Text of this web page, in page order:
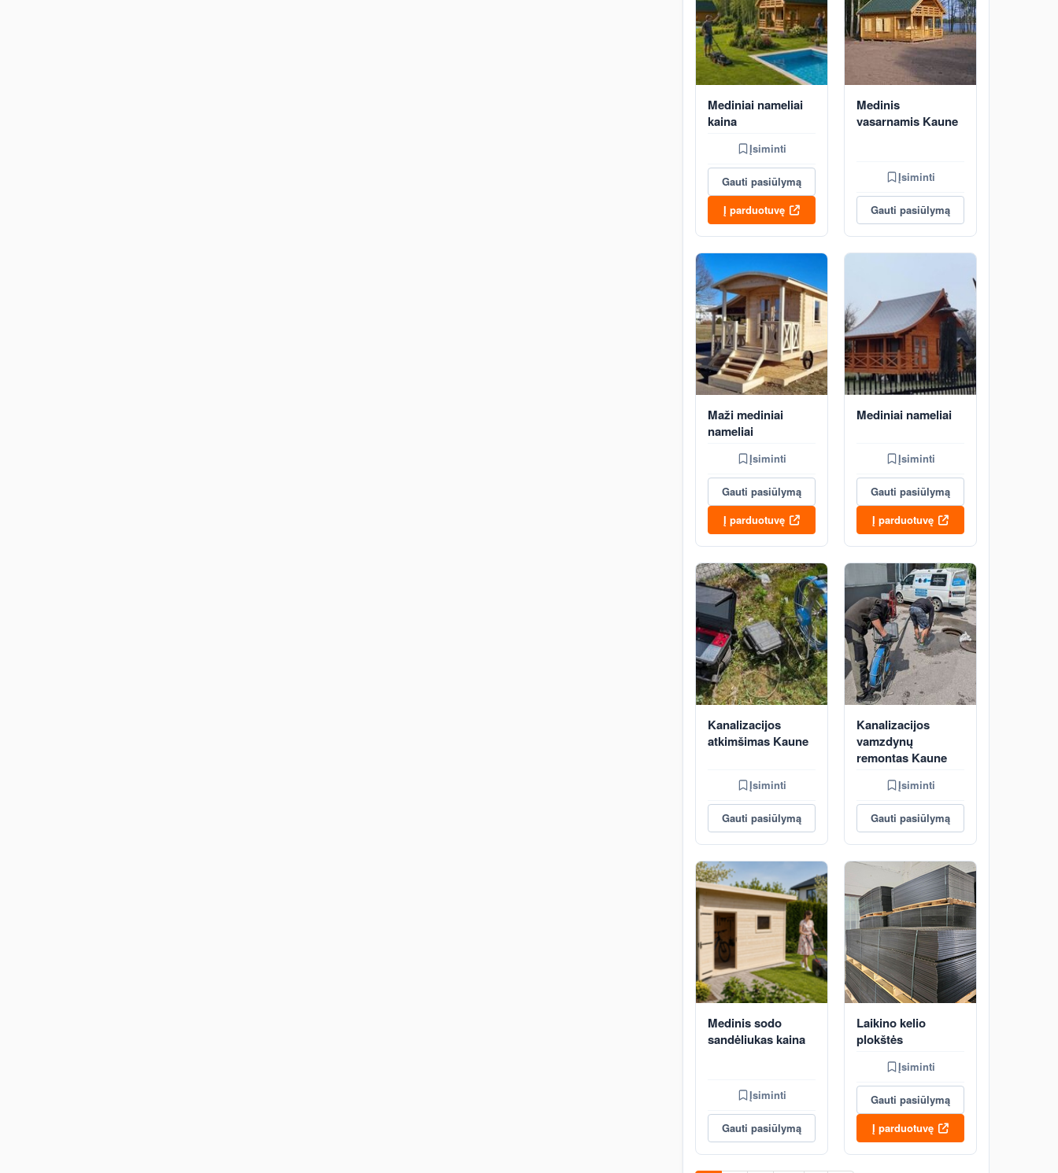
Mediniai nameliai
kaina
Įsiminti
Gauti pasiūlymą
Į parduotuvę
Medinis
vasarnamis Kaune
Įsiminti
Gauti pasiūlymą
Maži mediniai
nameliai
Įsiminti
Gauti pasiūlymą
Į parduotuvę
Mediniai nameliai
Įsiminti
Gauti pasiūlymą
Į parduotuvę
Kanalizacijos
atkimšimas Kaune
Įsiminti
Gauti pasiūlymą
Kanalizacijos
vamzdynų
remontas Kaune
Įsiminti
Gauti pasiūlymą
Medinis sodo
sandėliukas kaina
Įsiminti
Gauti pasiūlymą
Laikino kelio
plokštės
Įsiminti
Gauti pasiūlymą
Į parduotuvę